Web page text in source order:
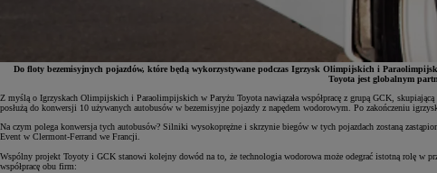
Yaris Cross
HYBRID
Do floty bezemisyjnych pojazdów, które będą wykorzystywane podczas Igrzysk Olimpijskich i
Toyota jest globalnym
Z myślą o Igrzyskach Olimpijskich i Paraolimpijskich w Paryżu Toyota nawiązała współpracę z grupą GCK,
posłużą do konwersji 10 używanych autobusów w bezemisyjne pojazdy z napędem wodorowym. Po zakończeniu
Na czym polega konwersja tych autobusów? Silniki wysokoprężne i skrzynie biegów w tych pojazdach zostaną
Event w Clermont-Ferrand we Francji.
Wspólny projekt Toyoty i GCK stanowi kolejny dowód na to, że technologia wodorowa może odegrać istotną rolę w
współpracę obu firm: